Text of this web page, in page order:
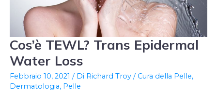
Cos’è TEWL? Trans Epidermal
Water Loss
Febbraio 10, 2021 / Di Richard Troy / Cura della Pelle,
Dermatologia, Pelle
Cos’è
TEWL?
Epidermal